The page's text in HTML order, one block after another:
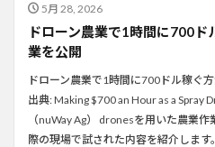
5月 28, 2026
ドローン農業で1時間に700
業を公開
ドローン農業で1時間に700ドル稼ぐ
出典: Making $700 an Hour as a Spray
（nuWay Ag） dronesを用いた農業
際の現場で試された内容を紹介しま